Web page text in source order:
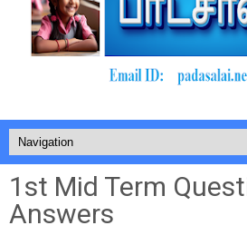
1st Mid Term
Answers